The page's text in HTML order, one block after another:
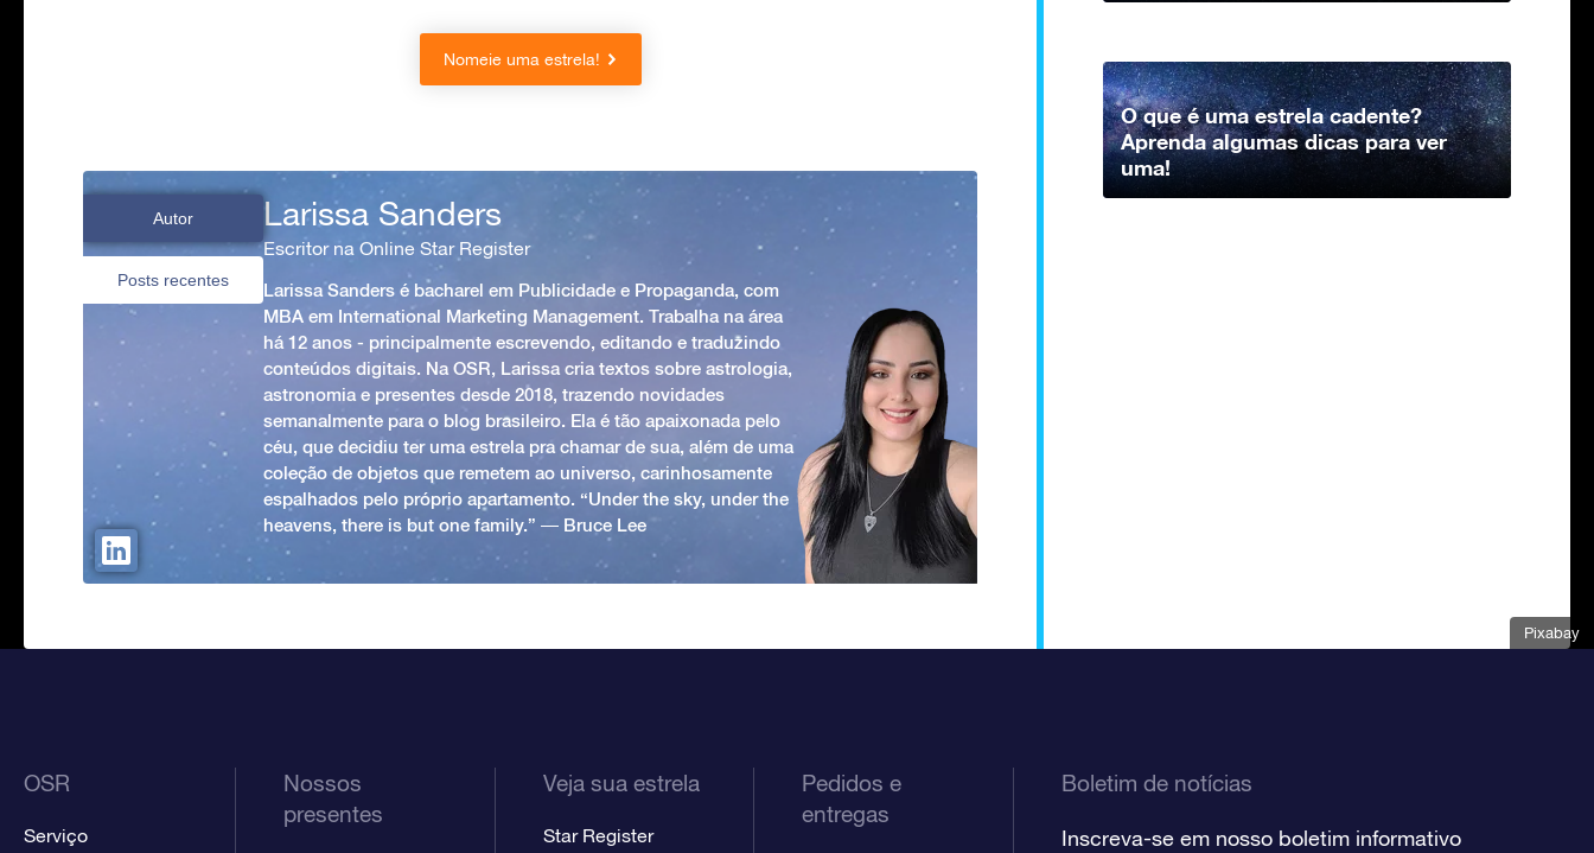
Pixabay
Nomeie uma estrela!
Autor
Posts recentes
Larissa Sanders
Escritor na Online Star Register
Larissa Sanders é bacharel em Publicidade e Propaganda, com
MBA em International Marketing Management. Trabalha na área
há 12 anos - principalmente escrevendo, editando e traduzindo
conteúdos digitais. Na OSR, Larissa cria textos sobre astrologia,
astronomia e presentes desde 2018, trazendo novidades
semanalmente para o blog brasileiro. Ela é tão apaixonada pelo
céu, que decidiu ter uma estrela pra chamar de sua, além de uma
coleção de objetos que remetem ao universo, carinhosamente
espalhados pelo próprio apartamento. “Under the sky, under the
heavens, there is but one family.” ― Bruce Lee
O que é uma estrela cadente?
Aprenda algumas dicas para ver
uma!
OSR
Serviço
Nossos
presentes
Veja sua estrela
Star Register
Pedidos e
entregas
Boletim de notícias
Inscreva-se em nosso boletim informativo